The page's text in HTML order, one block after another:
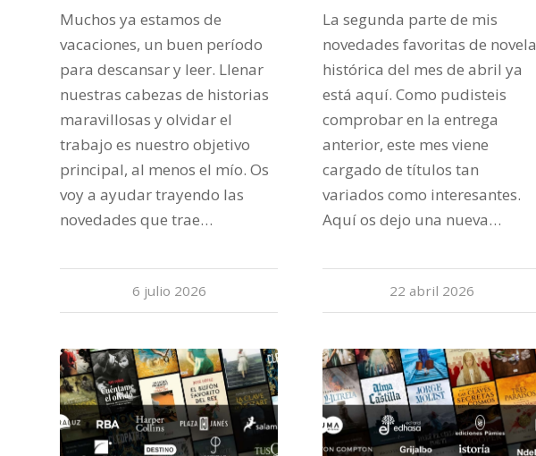
Muchos ya estamos de
vacaciones, un buen período
para descansar y leer. Llenar
nuestras cabezas de historias
maravillosas y olvidar el
trabajo es nuestro objetivo
principal, al menos el mío. Os
voy a ayudar trayendo las
novedades que trae…
6 julio 2026
La segunda parte de mis
novedades favoritas de novela
histórica del mes de abril ya
está aquí. Como pudisteis
comprobar en la entrega
anterior, este mes viene
cargado de títulos tan
variados como interesantes.
Aquí os dejo una nueva…
22 abril 2026